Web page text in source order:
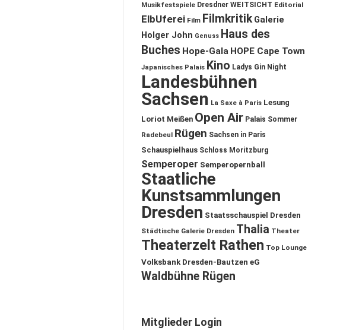
Musikfestspiele Dresdner WEITSICHT Editorial
ElbUferei Film Filmkritik Galerie
Holger John Genuss Haus des
Buches Hope-Gala HOPE Cape Town
Japanisches Palais Kino Ladys Gin Night
Landesbühnen
Sachsen La Saxe à Paris Lesung
Loriot Meißen Open Air Palais Sommer
Radebeul Rügen Sachsen in Paris
Schauspielhaus Schloss Moritzburg
Semperoper Semperopernball
Staatliche
Kunstsammlungen
Dresden Staatsschauspiel Dresden
Städtische Galerie Dresden Thalia Theater
Theaterzelt Rathen Top Lounge
Volksbank Dresden-Bautzen eG
Waldbühne Rügen
Mitglieder Login